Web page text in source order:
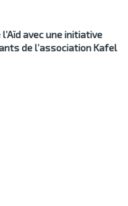
avec une initiative
de l’association Kafel